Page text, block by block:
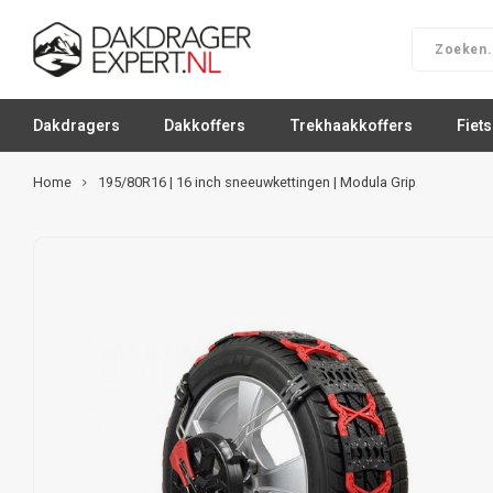
Dakdragers Dakkoffers Trekhaakkoffers
Home 195/80R16 | 16 inch sneeuwkettingen | Modula Grip